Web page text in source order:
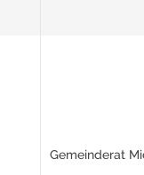
Gemeinderat